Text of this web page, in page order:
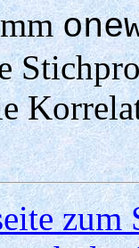
zum